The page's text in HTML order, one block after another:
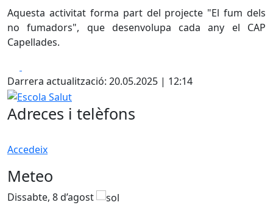
Aquesta activitat forma part del projecte "El fum dels
no fumadors", que desenvolupa cada any el CAP
Capellades.
Darrera actualització: 20.05.2025 | 12:14
Escola Salut
Adreces i telèfons
Accedeix
Meteo
Dissabte, 8 d’agost